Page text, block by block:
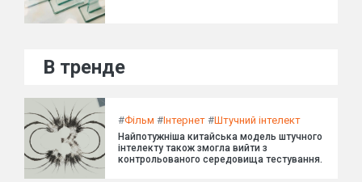
В тренде
#Фільм #Інтернет #Штучний інтелект
Найпотужніша китайська модель штучного
інтелекту також змогла вийти з
контрольованого середовища тестування.